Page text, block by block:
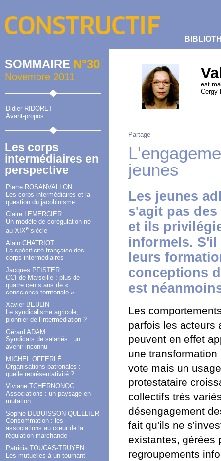
SOMMAIRE N°30
Novembre 2011
Didier RIDORET
Avant-propos
Les corps
intermédiaires en
perspective
Pierre ROSANVALLON
Les corps intermédiaires et la
question du jacobinisme
Claire LEMERCIER
Un modèle de corégulation né
au XIXe siècle
Alain CHATRIOT
La spécificité française des
corps intermédiaires
Jacques PFISTER
CCI de Marseille : plus de
quatre cents ans de «
conscience territoriale »
Xavier BEULIN
Le syndicalisme agricole,
pionnier de l'intermédiation ?
Gérard ADAM
Syndicats de salariés : un
avenir inconnu
MICHEL OFFERLÉ
Organisations patronales :
quelle représentativité ?
Viviane TCHERNONOG
Associations : un paysage en
mutation
Sophie DUBUISSON-QUELLIER
Consommation : les
associations au cœur de la
régulation marchande
Patricia TOUCAS-TRUYEN
Les mutuelles à un tournant
est
Partage
jeunes
Les jeunes
s'agit pas
et ils
informels. S'il
leurs
conceptions
est
Les
parfois les acteurs
peuvent en effet
une
vote mais un
protestataire
collectifs très
désengagement
fait qu'ils ne
existantes, gérées
regroupements